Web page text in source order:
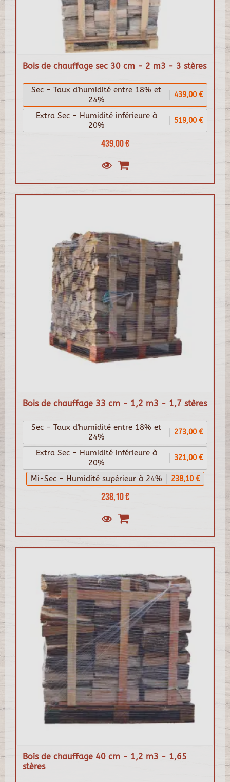
Bois de chauffage sec 30 cm - 2 m3 - 3 stères
439,00 €
Sec - Taux d'humidité entre 18% et
24%
439,00 €
Extra Sec - Humidité inférieure à
20%
519,00 €
Bois de chauffage 33 cm - 1,2 m3 - 1,7 stères
238,10 €
Sec - Taux d'humidité entre 18% et
24%
273,00 €
Extra Sec - Humidité inférieure à
20%
321,00 €
Mi-Sec - Humidité supérieur à 24% 238,10 €
Bois de chauffage 40 cm - 1,2 m3 - 1,65
stères